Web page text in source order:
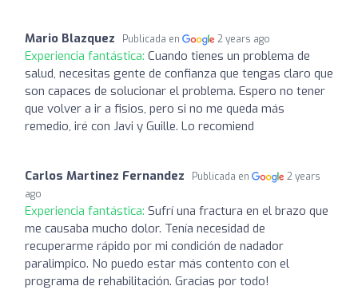
Mario Blazquez Publicada en 2 years ago
Experiencia fantástica: Cuando tienes un problema de
salud, necesitas gente de confianza que tengas claro que
son capaces de solucionar el problema. Espero no tener
que volver a ir a fisios, pero si no me queda más
remedio, iré con Javi y Guille. Lo recomiend
Carlos Martinez Fernandez Publicada en
2 years
ago
Experiencia fantástica: Sufrí una fractura en el brazo que
me causaba mucho dolor. Tenía necesidad de
recuperarme rápido por mi condición de nadador
paralimpico. No puedo estar más contento con el
programa de rehabilitación. Gracias por todo!